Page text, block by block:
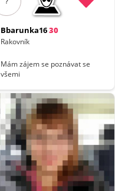
Bbarunka1630
Rakovník
Mám zájem se poznávat se
všemi